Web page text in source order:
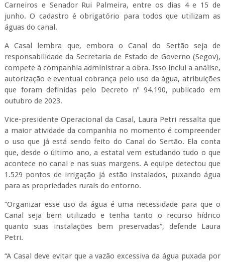
Carneiros e Senador Rui Palmeira, entre os dias 4 e 15 de
junho. O cadastro é obrigatório para todos que utilizam as
águas do canal.
A Casal lembra que, embora o Canal do Sertão seja de
responsabilidade da Secretaria de Estado de Governo (Segov),
compete à companhia administrar a obra. Isso inclui a análise,
autorização e eventual cobrança pelo uso da água, atribuições
que foram definidas pelo Decreto nº 94.190, publicado em
outubro de 2023.
Vice-presidente Operacional da Casal, Laura Petri ressalta que
a maior atividade da companhia no momento é compreender
o uso que já está sendo feito do Canal do Sertão. Ela conta
que, desde o último ano, a estatal vem estudando tudo o que
acontece no canal e nas suas margens. A equipe detectou que
1.529 pontos de irrigação já estão instalados, puxando água
para as propriedades rurais do entorno.
“Organizar esse uso da água é uma necessidade para que o
Canal seja bem utilizado e tenha tanto o recurso hídrico
quanto suas instalações bem preservadas”, defende Laura
Petri.
“A Casal deve evitar que a vazão excessiva da água puxada por